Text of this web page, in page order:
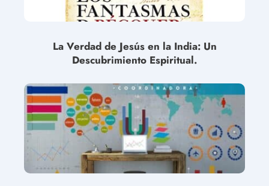
La Verdad de Jesús en la India: Un
Descubrimiento Espiritual.